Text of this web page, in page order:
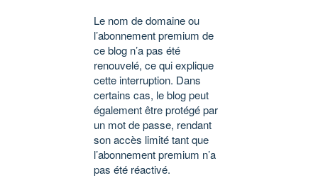
Le nom de domaine ou
l’abonnement premium de
ce blog n’a pas été
renouvelé, ce qui explique
cette interruption. Dans
certains cas, le blog peut
également être protégé par
un mot de passe, rendant
son accès limité tant que
l’abonnement premium n’a
pas été réactivé.